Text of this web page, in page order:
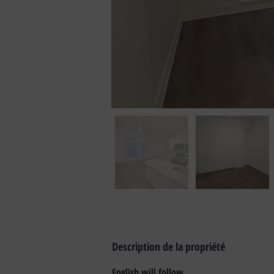
Description de la propriété